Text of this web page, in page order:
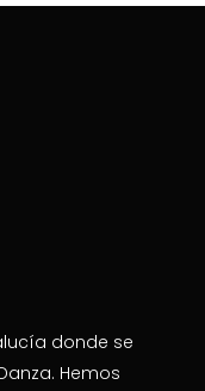
donde se
Hemos